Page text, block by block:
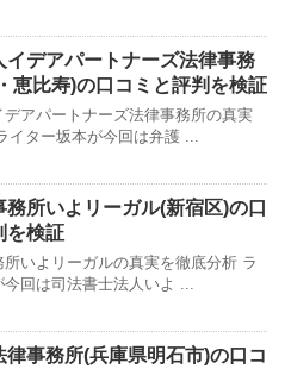
イデアパートナーズ法律事務
恵比寿)の口コミと評判を検証
デアパートナーズ法律事務所の真実
イター坂本が今回は弁護 ...
務所いよリーガル(新宿区)の口
を検証
いよリーガルの真実を徹底分析 ラ
今回は司法書士法人いよ ...
律事務所(兵庫県明石市)の口コ